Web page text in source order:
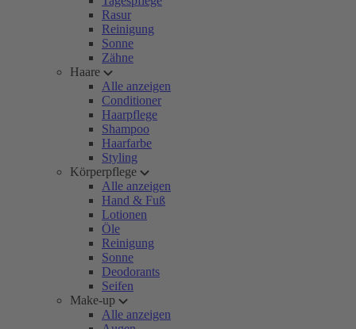
Rasur
Reinigung
Sonne
Zähne
Haare
Alle anzeigen
Conditioner
Haarpflege
Shampoo
Haarfarbe
Styling
Körperpflege
Alle anzeigen
Hand & Fuß
Lotionen
Öle
Reinigung
Sonne
Deodorants
Seifen
Make-up
Alle anzeigen